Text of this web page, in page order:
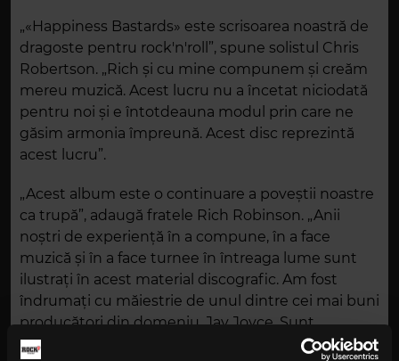
„«Happiness Bastards» este scrisoarea noastră de
dragoste pentru rock'n'roll”, spune solistul Chris
Robertson. „Rich și cu mine compunem și creăm
mereu muzică. Acest lucru nu a încetat niciodată
pentru noi și e întotdeauna modul prin care ne
găsim armonia împreună. Acest disc reprezintă
acest lucru”.
„Acest album este o continuare a poveștii noastre
ca trupă”, adaugă fratele Rich Robinson. „Anii
noștri de experiență în a compune, în a face
muzică și în a face turnee în întreaga lume sunt
ilustrați în acest material discografic. Am fost
îndrumați cu măiestrie de unul dintre cei mai buni
producători din domeniu, Jay Joyce. Sunt
incredibil de mândru de ce am pus laolaltă."